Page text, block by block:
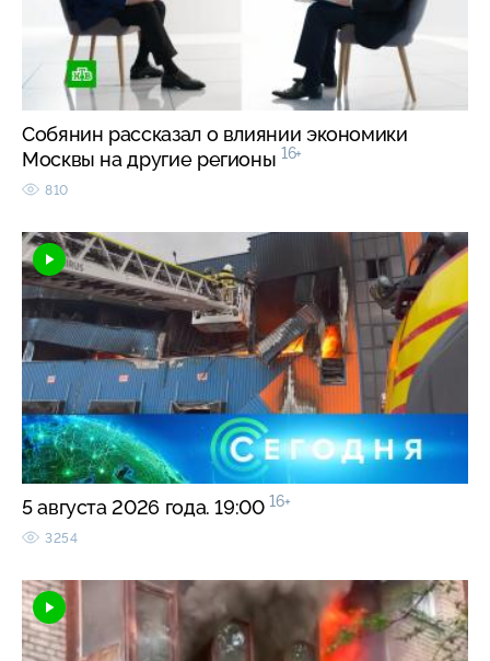
Собянин рассказал о влиянии экономики
Москвы на другие регионы 16+
810
5 августа 2026 года. 19:00 16+
3254